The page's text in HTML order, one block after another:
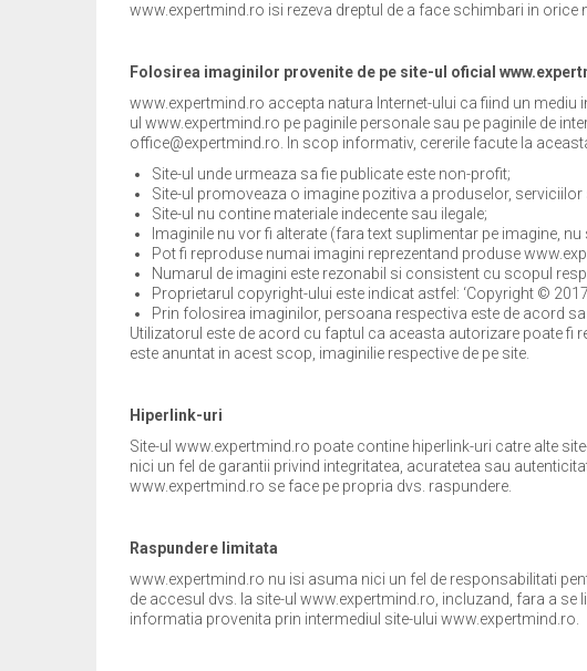
www.expertmind.ro isi rezeva dreptul de a face schimbari in
Folosirea imaginilor provenite de pe site-ul oficial
www.expertmind.ro accepta natura Internet-ului ca fiind un
ul www.expertmind.ro pe paginile personale sau pe paginile de
office@expertmind.ro. In scop informativ, cererile facute la
Site-ul unde urmeaza sa fie publicate este non-profit;
Site-ul promoveaza o imagine pozitiva a produselor,
Site-ul nu contine materiale indecente sau ilegale;
Imaginile nu vor fi alterate (fara text suplimentar pe imagine,
Pot fi reproduse numai imagini reprezentand produse
Numarul de imagini este rezonabil si consistent cu scopul
Proprietarul copyright-ului este indicat astfel: ‘Copyright ©
Prin folosirea imaginilor, persoana respectiva este de acord
Utilizatorul este de acord cu faptul ca aceasta autorizare poate fi
este anuntat in acest scop, imaginilie respective de pe site.
Hiperlink-uri
Site-ul www.expertmind.ro poate contine hiperlink-uri catre alte
nici un fel de garantii privind integritatea, acuratetea sau
www.expertmind.ro se face pe propria dvs. raspundere.
Raspundere limitata
www.expertmind.ro nu isi asuma nici un fel de responsabilitati
de accesul dvs. la site-ul www.expertmind.ro, incluzand, fara a
informatia provenita prin intermediul site-ului www.expertmind.ro.